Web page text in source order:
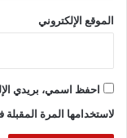
الموقع الإلكتروني
احفظ اسمي، بريدي
لاستخدامها المرة